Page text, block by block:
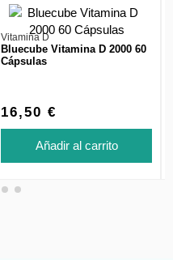
Vitamina D
Bluecube Vitamina D 2000 60
Cápsulas
16,50 €
Añadir al carrito